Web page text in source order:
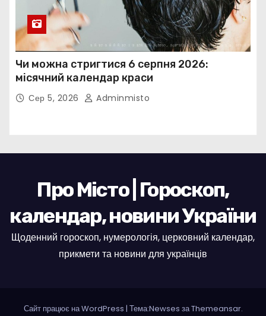
Чи можна стригтися 6 серпня 2026:
місячний календар краси
Сер 5, 2026 Adminmisto
Про Місто | Гороскоп,
календар, новини України
Щоденний гороскоп, нумерологія, церковний календар,
прикмети та новини для українців
Сайт працює на WordPress | Тема:Newses заThemeansar.